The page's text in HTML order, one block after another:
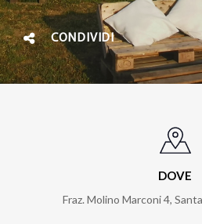
CONDIVIDI
DOVE
Fraz. Molino Marconi 4,